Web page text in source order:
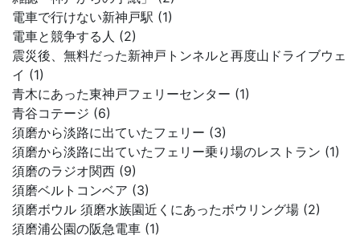
電車で行けない新神戸駅 (1)
電車と競争する人 (2)
震災後、無料だった新神戸トンネルと再度山ドライブウェ
イ (1)
青木にあった東神戸フェリーセンター (1)
青谷コテージ (6)
須磨から淡路に出ていたフェリー (3)
須磨から淡路に出ていたフェリー乗り場のレストラン (1)
須磨のラジオ関西 (9)
須磨ベルトコンベア (3)
須磨ボウル 須磨水族園近くにあったボウリング場 (2)
須磨浦公園の阪急電車 (1)